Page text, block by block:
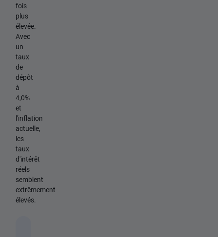
fois
plus
élevée.
Avec
un
taux
de
dépôt
à
4,0%
et
l'inflation
actuelle,
les
taux
d'intérêt
réels
semblent
extrêmement
élevés.